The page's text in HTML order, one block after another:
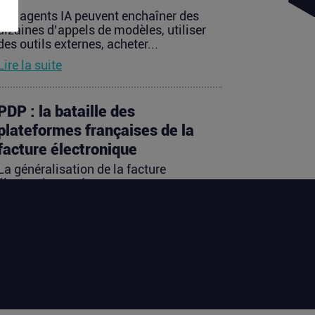
Les agents IA peuvent enchaîner des
d’appels de modèles, utiliser
outils externes, acheter...
la suite
: la bataille des
françaises de la
électronique
généralisation de la facture
crée, presque